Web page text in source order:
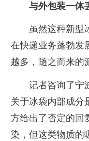
与外包装一体
虽然这种新型冰
在快递业务蓬勃发
越多，随之而来的
记者咨询了宁波
关于冰袋内部成分
方给出了否定的回
染，但这类物质的